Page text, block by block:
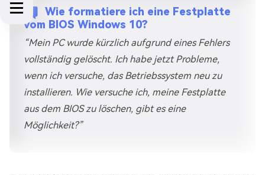
Wie formatiere ich eine Festplatte
vom BIOS Windows 10?
“Mein PC wurde kürzlich aufgrund eines Fehlers
vollständig gelöscht. Ich habe jetzt Probleme,
wenn ich versuche, das Betriebssystem neu zu
installieren. Wie versuche ich, meine Festplatte
aus dem BIOS zu löschen, gibt es eine
Möglichkeit?”